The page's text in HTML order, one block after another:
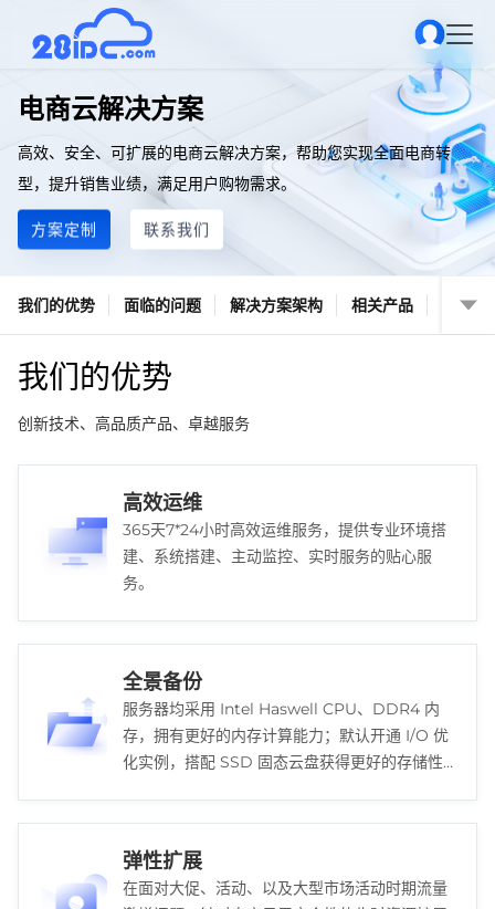
电商云解决方案
高效、安全、可扩展的电商云解决方案，帮助您实现全面电商转
型，提升销售业绩，满足用户购物需求。
方案定制 联系我们
我们的优势 面临的问题 解决方案架构 相关产品
我们的优势
创新技术、高品质产品、卓越服务
高效运维
365天7*24小时高效运维服务，提供专业环境搭
建、系统搭建、主动监控、实时服务的贴心服
务。
全景备份
服务器均采用 Intel Haswell CPU、DDR4 内
存，拥有更好的内存计算能力；默认开通 I/O 优
化实例，搭配 SSD 固态云盘获得更好的存储性
弹性扩展
在面对大促、活动、以及大型市场活动时期流量